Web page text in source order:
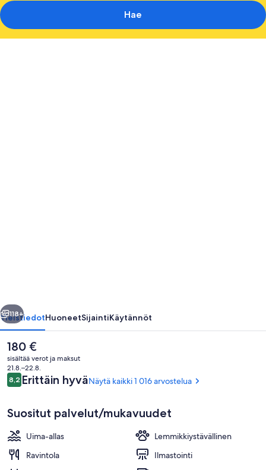
Hae
Ulkopuoli
Seuraava
118+
YleistiedotHuoneetSijaintiKäytännöt
Nykyinen
hinta
on
180 €
180 €
sisältää verot ja maksut
21.8.–22.8.
Arvostelut
8,28,2 kautta 10.
Erittäin hyväNäytä kaikki 1 016 arvostelua
Suositut palvelut/mukavuudet
Uima-allas
Lemmikkiystävällinen
Ravintola
Ilmastointi